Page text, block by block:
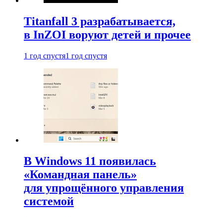
Titanfall 3 разрабатывается,
в InZOI воруют детей и прочее
1 год спустя1 год спустя
В Windows 11 появилась
«Командная панель»
для упрощённого управления
системой